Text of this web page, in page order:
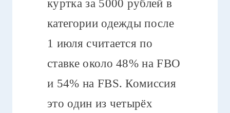
куртка за 5000 рублей в
категории одежды после
1 июля считается по
ставке около 48% на FBO
и 54% на FBS. Комиссия
это один из четырёх